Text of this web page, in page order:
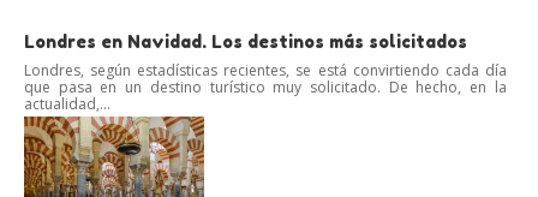
Londres en Navidad. Los destinos más solicitados
Londres, según estadísticas recientes, se está convirtiendo cada día
que pasa en un destino turístico muy solicitado. De hecho, en la
actualidad,...